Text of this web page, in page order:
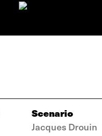
Scenario
Jacques Drouin